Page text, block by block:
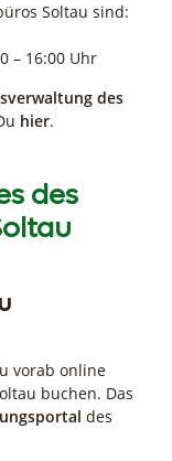
Soltau sind:
– 16:00 Uhr
des
hier.
des
vorab online
buchen. Das
des